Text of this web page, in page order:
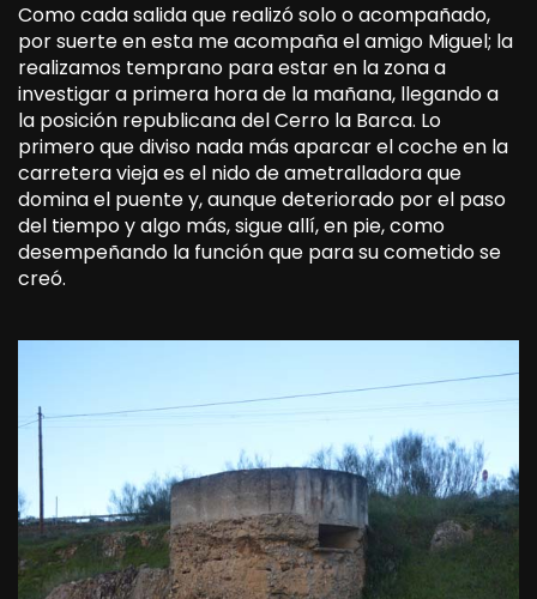
Como cada salida que realizó solo o acompañado,
por suerte en esta me acompaña el amigo Miguel; la
realizamos temprano para estar en la zona a
investigar a primera hora de la mañana, llegando a
la posición republicana del Cerro la Barca. Lo
primero que diviso nada más aparcar el coche en la
carretera vieja es el nido de ametralladora que
domina el puente y, aunque deteriorado por el paso
del tiempo y algo más, sigue allí, en pie, como
desempeñando la función que para su cometido se
creó.